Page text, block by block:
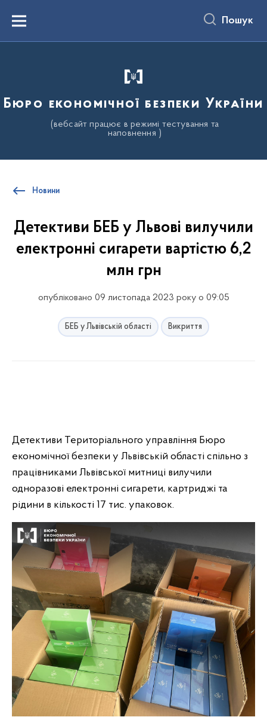
вмістуMenu Пошук
Бюро економічної безпеки України
(вебсайт працює в режимі тестування та
наповнення )
Новини
Детективи БЕБ у Львові вилучили
електронні сигарети вартістю 6,2
млн грн
опубліковано 09 листопада 2023 року о 09:05
БЕБ у Львівській області Викриття
Детективи Територіального управління Бюро
економічної безпеки у Львівській області спільно з
працівниками Львівської митниці вилучили
одноразові електронні сигарети, картриджі та
рідини в кількості 17 тис. упаковок.